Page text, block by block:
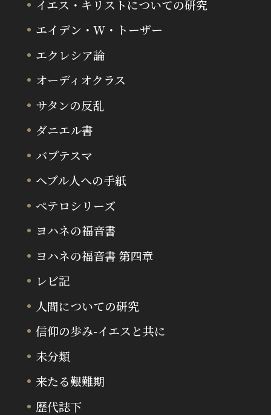
イエス・キリストについての研究
エイデン・W・トーザー
エクレシア論
オーディオクラス
サタンの反乱
ダニエル書
バプテスマ
ヘブル人への手紙
ペテロシリーズ
ヨハネの福音書
ヨハネの福音書 第四章
レビ記
人間についての研究
信仰の歩み-イエスと共に
未分類
来たる艱難期
歴代誌下